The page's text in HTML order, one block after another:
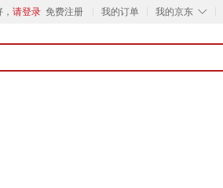
请登录 免费注册 我的订单 ◇
我的京东